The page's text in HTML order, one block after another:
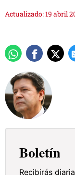
Actualizado: 19 abril
Boletín
Recibirás